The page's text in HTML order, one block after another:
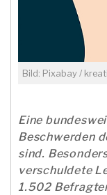
Bild: Pixabay /
Eine
Beschwerden
sind.
verschuldete
1.502